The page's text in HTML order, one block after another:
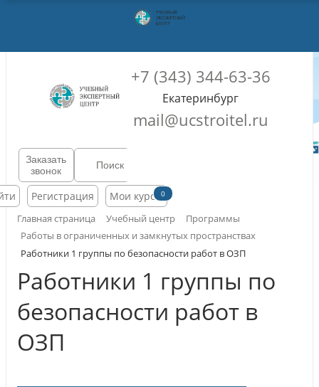
+7 (343) 344-63-36
Екатеринбург
mail@ucstroitel.ru
Заказать
звонок
Регистрация Мои курсы0
Главная страница Учебный центр
Программы
Работы в ограниченных и замкнутых пространствах
Работники 1 группы по безопасности работ в ОЗП
Работники 1 группы по
безопасности работ в
ОЗП